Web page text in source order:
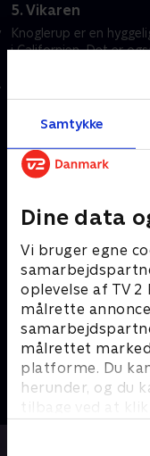
Samtykke
Dine data
Vi bruger egne
oplevelse af TV
målrette
målrettet
platforme. Du
herunder, og du
tilbage ved at
5. Vikaren
Knoglerup er en
i Californien. Det er
sin “menneskebror”
Andre så også
Bien Maja
Børneserier • 1